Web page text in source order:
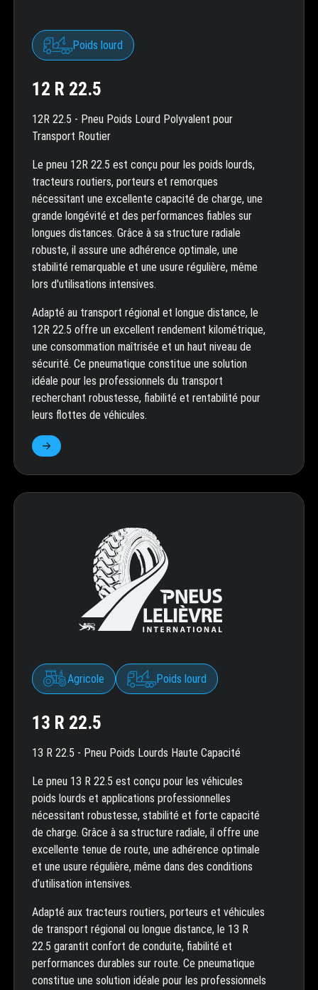
Poids lourd
12 R 22.5
12R 22.5 - Pneu Poids Lourd Polyvalent pour
Transport Routier
Le pneu 12R 22.5 est conçu pour les poids lourds,
tracteurs routiers, porteurs et remorques
nécessitant une excellente capacité de charge, une
grande longévité et des performances fiables sur
longues distances. Grâce à sa structure radiale
robuste, il assure une adhérence optimale, une
stabilité remarquable et une usure régulière, même
lors d'utilisations intensives.
Adapté au transport régional et longue distance, le
12R 22.5 offre un excellent rendement kilométrique,
une consommation maîtrisée et un haut niveau de
sécurité. Ce pneumatique constitue une solution
idéale pour les professionnels du transport
recherchant robustesse, fiabilité et rentabilité pour
leurs flottes de véhicules.
Agricole Poids lourd
13 R 22.5
13 R 22.5 - Pneu Poids Lourds Haute Capacité
Le pneu 13 R 22.5 est conçu pour les véhicules
poids lourds et applications professionnelles
nécessitant robustesse, stabilité et forte capacité
de charge. Grâce à sa structure radiale, il offre une
excellente tenue de route, une adhérence optimale
et une usure régulière, même dans des conditions
d’utilisation intensives.
Adapté aux tracteurs routiers, porteurs et véhicules
de transport régional ou longue distance, le 13 R
22.5 garantit confort de conduite, fiabilité et
performances durables sur route. Ce pneumatique
constitue une solution idéale pour les professionnels